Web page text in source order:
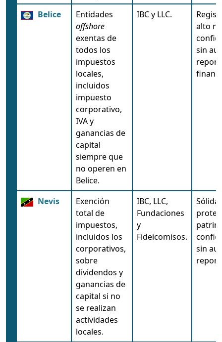
Belice
Entidades
offshore
exentas de
todos los
impuestos
locales,
incluidos
impuesto
corporativo,
IVA y
ganancias de
capital
siempre que
no operen en
Belice.
IBC y LLC.
alto
sin
Nevis
Exención
total de
impuestos,
incluidos los
corporativos,
sobre
dividendos y
ganancias de
capital si no
se realizan
actividades
locales.
IBC, LLC,
Fundaciones
y
Fideicomisos.
Sólida
sin